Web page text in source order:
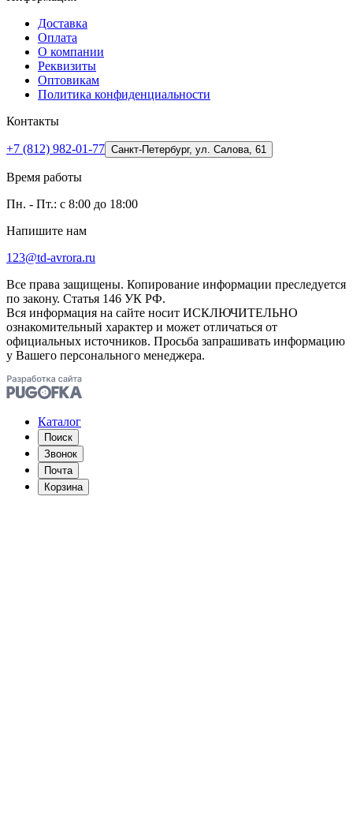
Доставка
Оплата
О компании
Реквизиты
Оптовикам
Политика конфиденциальности
Контакты
+7 (812) 982-01-77 Санкт-Петербург, ул. Салова, 61
Время работы
Пн. - Пт.: с 8:00 до 18:00
Напишите нам
123@td-avrora.ru
Все права защищены. Копирование информации преследуется
по закону. Статья 146 УК РФ.
Вся информация на сайте носит ИСКЛЮЧИТЕЛЬНО
ознакомительный характер и может отличаться от
официальных источников. Просьба запрашивать информацию
у Вашего персонального менеджера.
Каталог
Поиск
Звонок
Почта
Корзина